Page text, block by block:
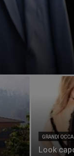
GRANDI
Look